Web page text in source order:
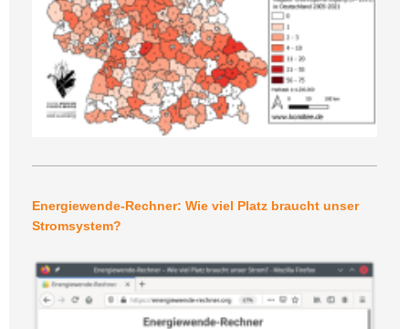
Energiewende-Rechner: Wie viel Platz braucht unser
Stromsystem?